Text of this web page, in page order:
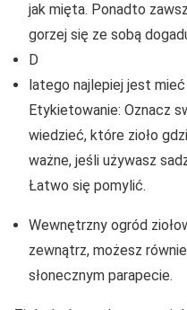
jak mięta. Ponadto
gorzej się ze sobą
D
latego najlepiej jest
Etykietowanie: Oznacz
wiedzieć, które zioło
ważne, jeśli używasz
Łatwo się pomylić.
Wewnętrzny ogród
zewnątrz, możesz
słonecznym parapecie.